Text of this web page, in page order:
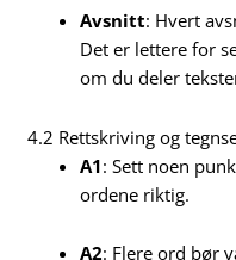
Avsnitt: Hvert
Det er lettere for
om du deler
4.2 Rettskriving og
A1: Sett noen
ordene riktig.
A2: Flere ord bør